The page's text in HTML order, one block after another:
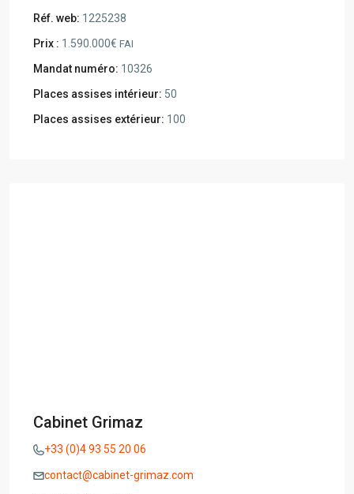
Réf. web: 1225238
Prix : 1.590.000€ FAI
Mandat numéro: 10326
Places assises intérieur: 50
Places assises extérieur: 100
Cabinet Grimaz
+33 (0)4 93 55 20 06
contact@cabinet-grimaz.com